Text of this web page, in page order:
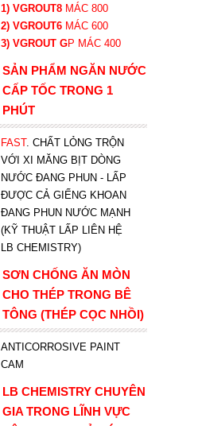
1) VGROUT8 MÁC 800
2) VGROUT6 MÁC 600
3) VGROUT GP MÁC 400
SẢN PHẨM NGĂN NƯỚC
CẤP TỐC TRONG 1
PHÚT
FAST. CHẤT LỎNG TRỘN
VỚI XI MĂNG BỊT DÒNG
NƯỚC ĐANG PHUN - LẤP
ĐƯỢC CẢ GIẾNG KHOAN
ĐANG PHUN NƯỚC MẠNH
(KỸ THUẬT LẤP LIÊN HỆ
LB CHEMISTRY)
SƠN CHỐNG ĂN MÒN
CHO THÉP TRONG BÊ
TÔNG (THÉP CỌC NHỒI)
ANTICORROSIVE PAINT
CAM
LB CHEMISTRY CHUYÊN
GIA TRONG LĨNH VỰC